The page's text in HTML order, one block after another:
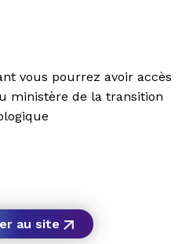
vous pourrez avoir accès
ministère de la transition
au site